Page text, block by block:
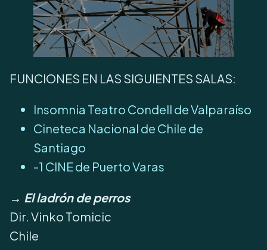
FUNCIONES EN LAS SIGUIENTES SALAS:
Insomnia Teatro Condell de Valparaíso
Cineteca Nacional de Chile de
Santiago
-1 CINE de Puerto Varas
→ El ladrón de perros
Dir. Vinko Tomicic
Chile